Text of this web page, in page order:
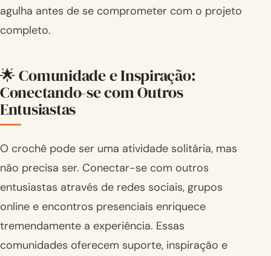
agulha antes de se comprometer com o projeto
completo.
🌟 Comunidade e Inspiração:
Conectando-se com Outros
Entusiastas
O crochê pode ser uma atividade solitária, mas
não precisa ser. Conectar-se com outros
entusiastas através de redes sociais, grupos
online e encontros presenciais enriquece
tremendamente a experiência. Essas
comunidades oferecem suporte, inspiração e